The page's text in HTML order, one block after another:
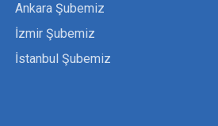
Ankara Şubemiz
İzmir Şubemiz
İstanbul Şubemiz